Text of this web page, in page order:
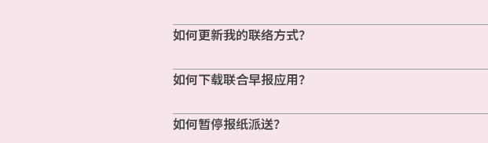
如何更新我的联络方式？
如何下载联合早报应用？
如何暂停报纸派送？